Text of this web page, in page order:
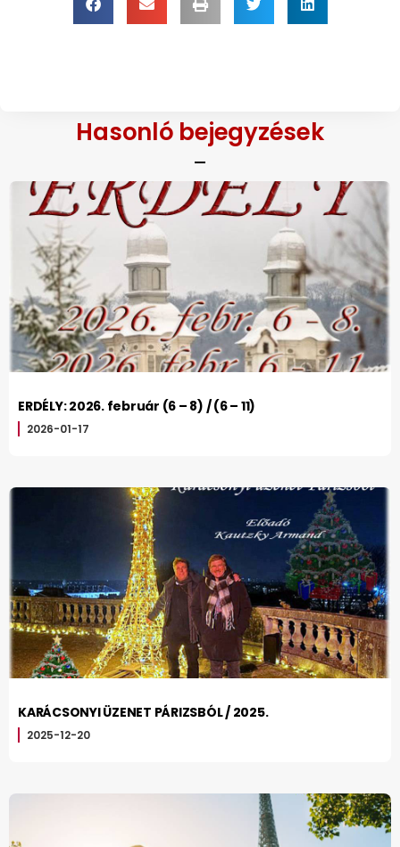
Hasonló bejegyzések
ERDÉLY: 2026. február (6 – 8) / (6 – 11)
2026-01-17
KARÁCSONYI ÜZENET PÁRIZSBÓL / 2025.
2025-12-20